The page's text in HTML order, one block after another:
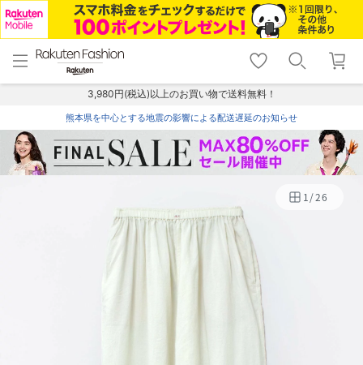
menu home
トップ
shopping_cart lock_outline
ログイン
3,980円(税込)以上のお買い物で送料無料！
熊本県を中心とする地震の影響による配送遅延のお知らせ
1/26